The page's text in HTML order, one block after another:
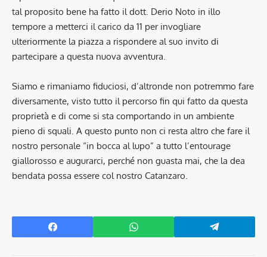
tal proposito bene ha fatto il dott. Derio Noto in illo
tempore a metterci il carico da 11 per invogliare
ulteriormente la piazza a rispondere al suo invito di
partecipare a questa nuova avventura.
Siamo e rimaniamo fiduciosi, d’altronde non potremmo fare
diversamente, visto tutto il percorso fin qui fatto da questa
proprietà e di come si sta comportando in un ambiente
pieno di squali. A questo punto non ci resta altro che fare il
nostro personale “in bocca al lupo” a tutto l’entourage
giallorosso e augurarci, perché non guasta mai, che la dea
bendata possa essere col nostro Catanzaro.